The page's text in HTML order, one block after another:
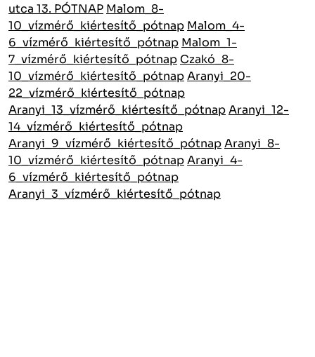
utca 13. PÓTNAP Malom_8-
10_vízmérő_kiértesítő_pótnap Malom_4-
6_vízmérő_kiértesítő_pótnap Malom_1-
7_vízmérő_kiértesítő_pótnap Czakó_8-
10_vízmérő_kiértesítő_pótnapAranyi_20-
22_vízmérő_kiértesítő_pótnap
Aranyi_13_vízmérő_kiértesítő_pótnapAranyi_12-
14_vízmérő_kiértesítő_pótnap
Aranyi_9_vízmérő_kiértesítő_pótnapAranyi_8-
10_vízmérő_kiértesítő_pótnapAranyi_4-
6_vízmérő_kiértesítő_pótnap
Aranyi_3_vízmérő_kiértesítő_pótnap